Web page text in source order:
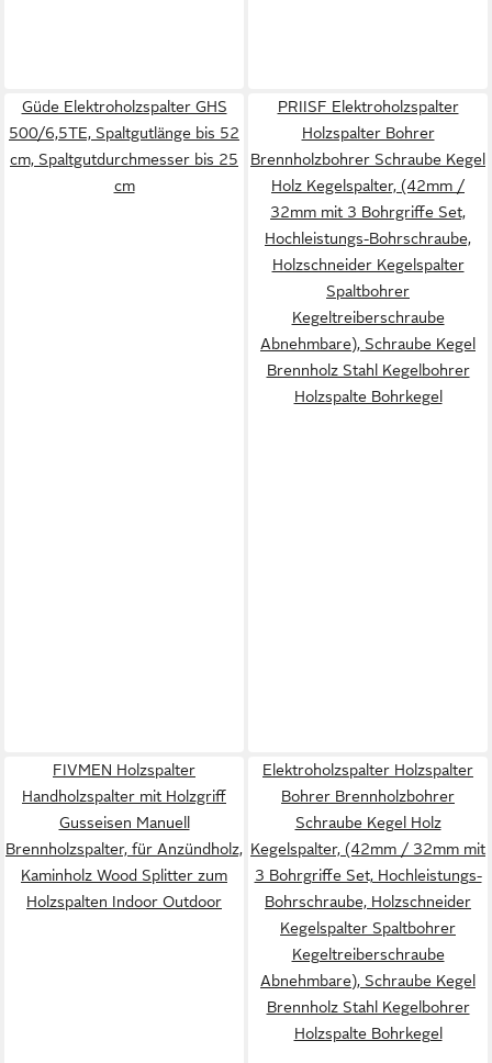
Güde Elektroholzspalter GHS
500/6,5TE, Spaltgutlänge bis 52
cm, Spaltgutdurchmesser bis 25
cm
PRIISF Elektroholzspalter
Holzspalter Bohrer
Brennholzbohrer Schraube Kegel
Holz Kegelspalter, (42mm /
32mm mit 3 Bohrgriffe Set,
Hochleistungs-Bohrschraube,
Holzschneider Kegelspalter
Spaltbohrer
Kegeltreiberschraube
Abnehmbare), Schraube Kegel
Brennholz Stahl Kegelbohrer
Holzspalte Bohrkegel
FIVMEN Holzspalter
Handholzspalter mit Holzgriff
Gusseisen Manuell
Brennholzspalter, für Anzündholz,
Kaminholz Wood Splitter zum
Holzspalten Indoor Outdoor
Elektroholzspalter Holzspalter
Bohrer Brennholzbohrer
Schraube Kegel Holz
Kegelspalter, (42mm / 32mm mit
3 Bohrgriffe Set, Hochleistungs-
Bohrschraube, Holzschneider
Kegelspalter Spaltbohrer
Kegeltreiberschraube
Abnehmbare), Schraube Kegel
Brennholz Stahl Kegelbohrer
Holzspalte Bohrkegel